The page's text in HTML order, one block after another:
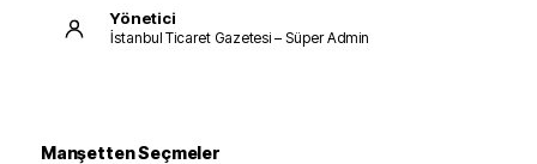
Yönetici
İstanbul Ticaret Gazetesi – Süper Admin
Manşetten Seçmeler